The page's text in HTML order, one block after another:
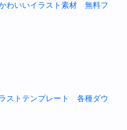
いいイラスト素材 無料フ
トテンプレート 各種ダウ